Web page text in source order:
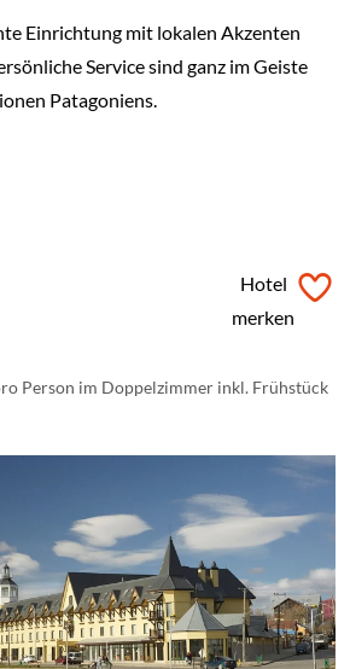
Einrichtung mit lokalen Akzenten
Service sind ganz im Geiste
Patagoniens.
Hotel
merken
Person im Doppelzimmer inkl. Frühstück